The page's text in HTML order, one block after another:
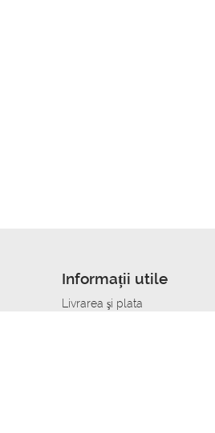
Informații utile
Livrarea şi plata